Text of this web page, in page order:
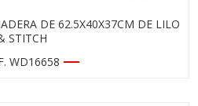
DE 62.5X40X37CM DE LILO
STITCH
WD16658